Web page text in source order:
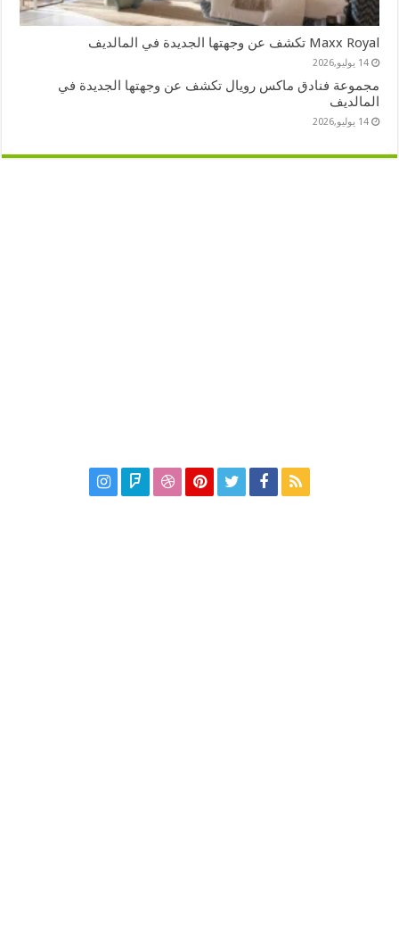
Maxx Royal تكشف عن وجهتها الجديدة في المالديف
14 يوليو,2026
مجموعة فنادق ماكس رويال تكشف عن وجهتها الجديدة في
المالديف
14 يوليو,2026